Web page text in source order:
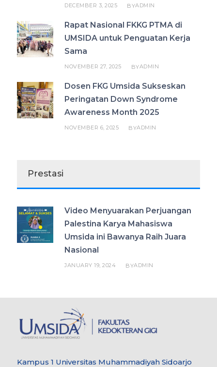
DECEMBER 3, 2025 BYADMIN
Rapat Nasional FKKG PTMA di
UMSIDA untuk Penguatan Kerja
Sama
NOVEMBER 27, 2025 BYADMIN
Dosen FKG Umsida Sukseskan
Peringatan Down Syndrome
Awareness Month 2025
NOVEMBER 6, 2025 BYADMIN
Prestasi
Video Menyuarakan Perjuangan
Palestina Karya Mahasiswa
Umsida ini Bawanya Raih Juara
Nasional
JANUARY 19, 2024 BYADMIN
Kampus 1 Universitas Muhammadiyah Sidoarjo